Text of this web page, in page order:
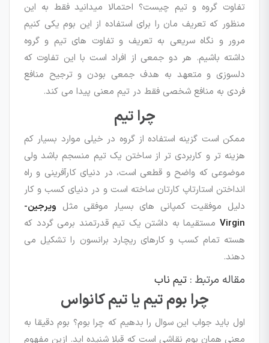
تفاوت گروه و تیم چیست؟ احتمالا میدانید فقط به این
منظور که تعریف مان را برای استفاده از این بوم یکی کنیم
مرور و نگاه سریعی به تعریف و تفاوت های تیم و گروه
داشته باشیم. هر دو جمعی از افراد است با این تفاوت که
دلسوزی و متعهد به هدف جمعی بودن و ترجیح منافع
فردی به منافع شخصی فقط در تیم معنی پیدا می کند.
چرا تیم
ممکن است گزینه استفاده از گروه در خیلی موارد بسیار کم
هزینه تر و کاربردی تر از ساختن یک تیم منسجم باشد ولی
موضوعی که واضح و قطعی است، در دنیای کارآفرینی و راه
انداختن استارتاپ کارتان ساخته است و در دنیای کسب و کار
دلیل موفقیت کمپانی های بسیار موفقی مثل ویرجین-
Virgin مستقیما به داشتن یک تیم قدرتمند برمی گردد که
هسته تمام کسب و کارهای ریچارد برانسون را تشکیل می
دهند.
مقاله مرتبط : تیم ناب
چرا بوم تیم یا تیم کانواس
اول باید جواب این سوال را بدهیم که چرا بوم؟ بوم دقیقا به
معنی همان بوم نقاشی است که قبلا شنیده اید. ازین مفهوم